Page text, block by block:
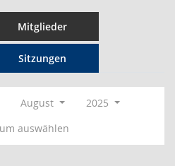
Mitglieder
Sitzungen
August
2025
auswählen